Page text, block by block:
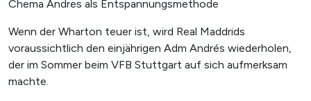
Chema Andres als Entspannungsmethode
Wenn der Wharton teuer ist, wird Real Maddrids
voraussichtlich den einjährigen Adm Andrés wiederholen,
der im Sommer beim VFB Stuttgart auf sich aufmerksam
machte.